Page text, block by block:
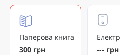
Паперова книга
300 грн
--- грн